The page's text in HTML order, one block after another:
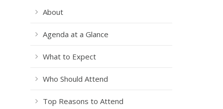
About
Agenda at a Glance
What to Expect
Who Should Attend
Top Reasons to Attend